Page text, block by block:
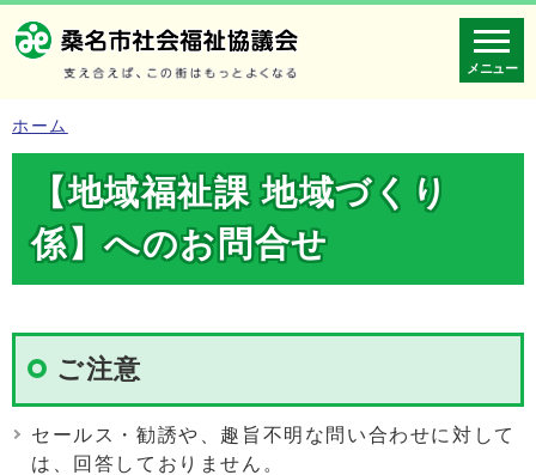
メニュー
ホーム
【地域福祉課 地域づくり
係】へのお問合せ
ご注意
セールス・勧誘や、趣旨不明な問い合わせに対して
は、回答しておりません。